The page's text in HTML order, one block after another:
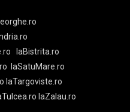
laBistrita.ro
laSatuMare.ro
laTargoviste.ro
laZalau.ro